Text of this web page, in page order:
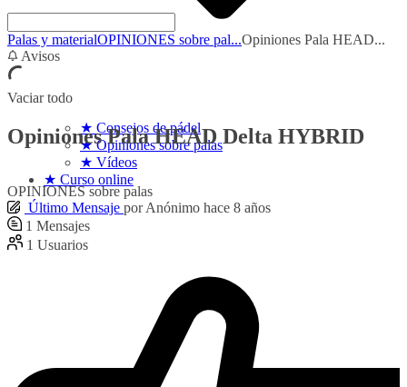
★ Consejos de pádel
★ Opiniones sobre palas
★ Vídeos
★ Curso online
Palas y materialOPINIONES sobre pal...Opiniones Pala HEAD...
Avisos
Vaciar todo
Opiniones Pala HEAD Delta HYBRID
OPINIONES sobre palas
Último Mensaje por Anónimo hace 8 años
1 Mensajes
1 Usuarios